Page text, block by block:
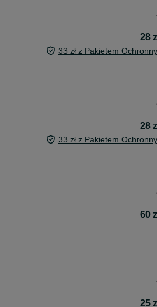
28
33 zł z Pakietem
28
33 zł z Pakietem
60
25